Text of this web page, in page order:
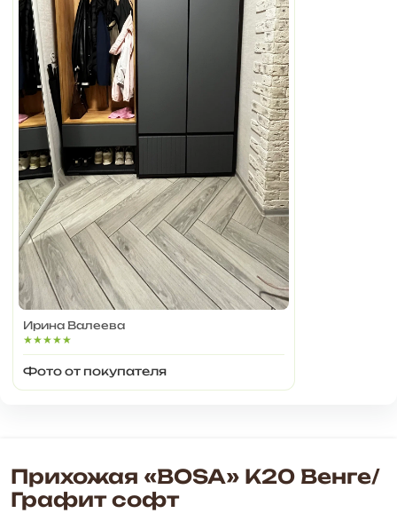
Ирина Валеева
★★★★★
Фото от покупателя
Прихожая «BOSA» К20 Венге/
Графит софт